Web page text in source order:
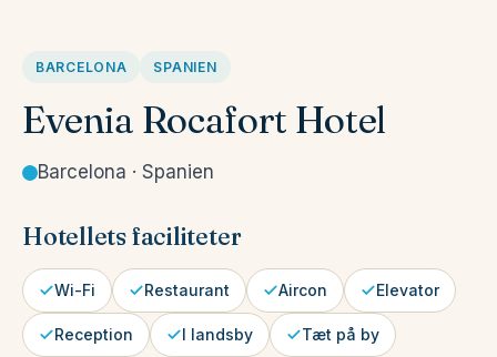
BARCELONA SPANIEN
Evenia Rocafort Hotel
Barcelona · Spanien
Hotellets faciliteter
Wi-Fi Restaurant Aircon Elevator
Reception I landsby Tæt på by